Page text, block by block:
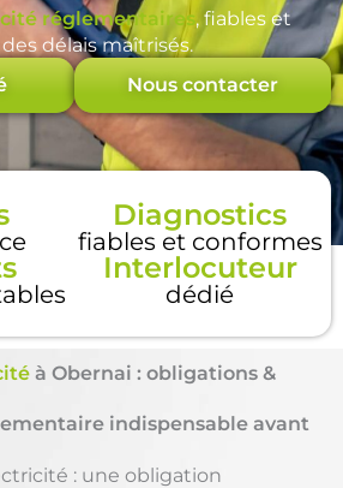
réglementaires, fiables et
délais maîtrisés.
Nous contacter
Diagnostics
fiables et conformes
Interlocuteur
dédié
à Obernai : obligations &
indispensable avant
: une obligation